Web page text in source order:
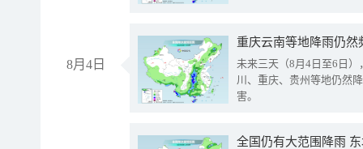
8月4日
重庆云南等地降雨仍然
未来三天（8月4日至6日
川、重庆、贵州等地仍然
害。
全国仍有大范围降雨